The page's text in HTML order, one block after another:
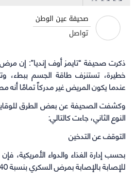
صحيفة عين الوطن
تواصل
ذكرت صحيفة “تايمز أوف إنديا”: إن مرض
خطيرة، تستنزف طاقة الجسم ببطء،
عندما يكون المريض غير مدركاً تمامًا أنه
وكشفت الصحيفة عن بعض الطرق
النوع الثاني، جاءت كالتالي:
التوقف عن التدخين
بحسب إدارة الغذاء والدواء الأمريكية،
للإصابة بالإصابة بمرض السكري بنسبة 40٪.
in